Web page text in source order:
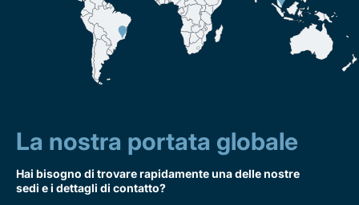
La nostra portata globale
Hai bisogno di trovare rapidamente una delle nostre
sedi e i dettagli di contatto?